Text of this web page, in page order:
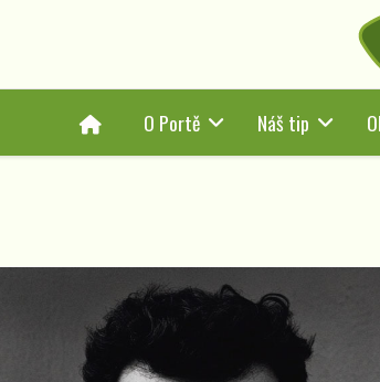
HomeO Portě Náš tip